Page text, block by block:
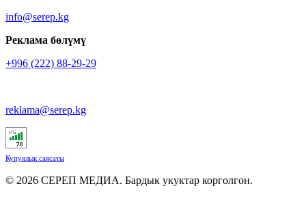
info@serep.kg
Реклама бөлүмү
+996 (222) 88-29-29
reklama@serep.kg
Купуялык саясаты
© 2026 СЕРЕП МЕДИА. Бардык укуктар корголгон.